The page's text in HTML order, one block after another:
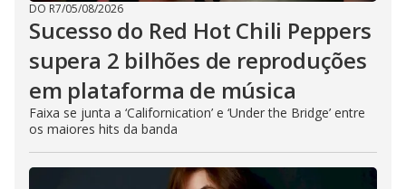
DO R7/05/08/2026
Sucesso do Red Hot Chili Peppers
supera 2 bilhões de reproduções
em plataforma de música
Faixa se junta a ‘Californication’ e ‘Under the Bridge’ entre
os maiores hits da banda